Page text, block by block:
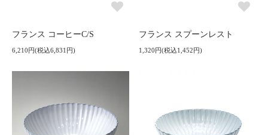
フランス コーヒーC/S
6,210円(税込6,831円)
フランス スプーンレスト
1,320円(税込1,452円)